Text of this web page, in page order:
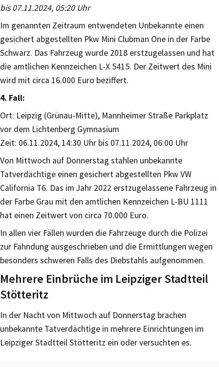
bis 07.11.2024, 05:20 Uhr
Im genannten Zeitraum entwendeten Unbekannte einen
gesichert abgestellten Pkw Mini Clubman One in der Farbe
Schwarz. Das Fahrzeug wurde 2018 erstzugelassen und hat
die amtlichen Kennzeichen L-X 5415. Der Zeitwert des Mini
wird mit circa 16.000 Euro beziffert.
4. Fall:
Ort: Leipzig (Grünau-Mitte), Mannheimer Straße Parkplatz
vor dem Lichtenberg Gymnasium
Zeit: 06.11.2024, 14:30 Uhr bis 07.11.2024, 06:00 Uhr
Von Mittwoch auf Donnerstag stahlen unbekannte
Tatverdächtige einen gesichert abgestellten Pkw VW
California T6. Das im Jahr 2022 erstzugelassene Fahrzeug in
der Farbe Grau mit den amtlichen Kennzeichen L-BU 1111
hat einen Zeitwert von circa 70.000 Euro.
In allen vier Fällen wurden die Fahrzeuge durch die Polizei
zur Fahndung ausgeschrieben und die Ermittlungen wegen
besonders schweren Falls des Diebstahls aufgenommen.
Mehrere Einbrüche im Leipziger Stadtteil
Stötteritz
In der Nacht von Mittwoch auf Donnerstag brachen
unbekannte Tatverdächtige in mehrere Einrichtungen im
Leipziger Stadtteil Stötteritz ein oder versuchten es.